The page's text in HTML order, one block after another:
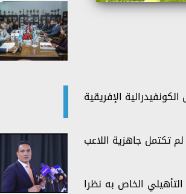
الإفريقية
تكتمل جاهزية اللاعب
الخاص به نظرا